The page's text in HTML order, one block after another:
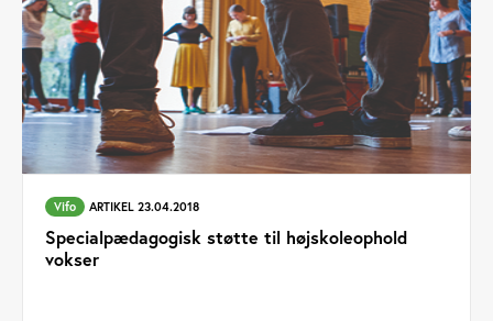
Vifo ARTIKEL 23.04.2018
Specialpædagogisk støtte til højskoleophold
vokser